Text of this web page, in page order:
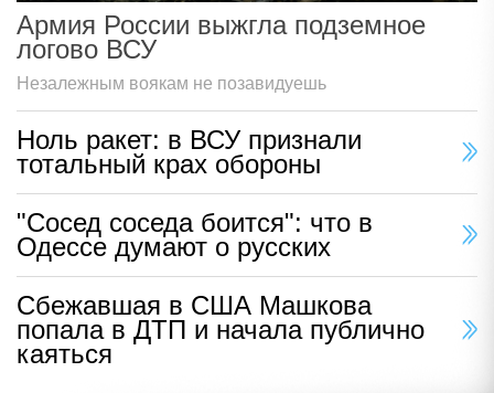
Армия России выжгла подземное
логово ВСУ
Незалежным воякам не позавидуешь
Ноль ракет: в ВСУ признали
тотальный крах обороны
"Сосед соседа боится": что в
Одессе думают о русских
Сбежавшая в США Машкова
попала в ДТП и начала публично
каяться